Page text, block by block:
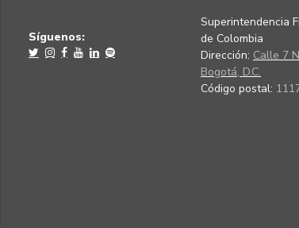
Síguenos:
Superintendencia
de Colombia
Dirección: Calle 7
Bogotá, D.C.
Código postal: